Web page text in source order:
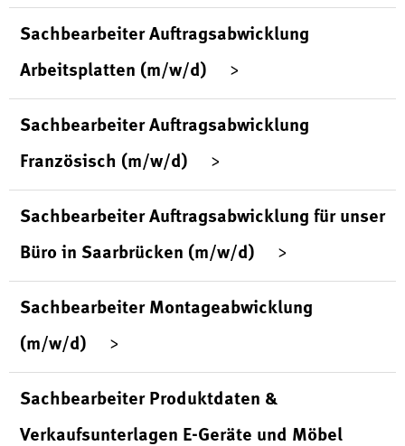
Sachbearbeiter Auftragsabwicklung
Arbeitsplatten (m/w/d)
Sachbearbeiter Auftragsabwicklung
Französisch (m/w/d)
Sachbearbeiter Auftragsabwicklung für unser
Büro in Saarbrücken (m/w/d)
Sachbearbeiter Montageabwicklung
(m/w/d)
Sachbearbeiter Produktdaten &
Verkaufsunterlagen E-Geräte und Möbel